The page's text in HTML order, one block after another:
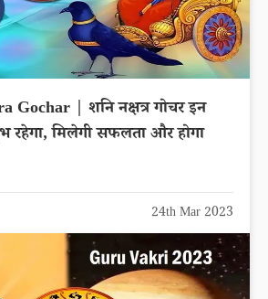
Gochar | शनि नक्षत्र गोचर इन
रहेगा, मिलेगी सफलता और होगा
24th Mar 2023